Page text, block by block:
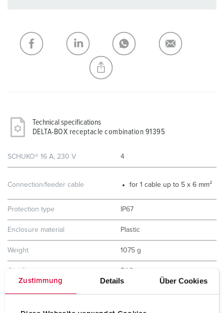
Zustimmung Details Über Cookies
My list ADD
CREATE A NEW LIST
Technical specifications
DELTA-BOX receptacle combination 91395
SCHUKO® 16 A, 230 V 4
Connection/feeder cable for 1 cable up to 5 x 6 mm²
Protection type IP67
Enclosure material Plastic
Weight 1075 g
EAC